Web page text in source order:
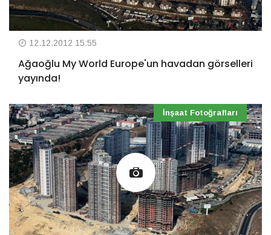
12.12.2012 15:55
Ağaoğlu My World Europe'un havadan görselleri
yayında!
İnşaat Fotoğrafları